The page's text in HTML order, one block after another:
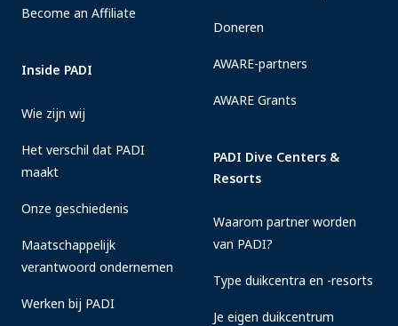
Become an Affiliate
Inside PADI
Wie zijn wij
Het verschil dat PADI
maakt
Onze geschiedenis
Maatschappelijk
verantwoord ondernemen
Werken bij PADI
Doneren
AWARE-partners
AWARE Grants
PADI Dive Centers &
Resorts
Waarom partner worden
van PADI?
Type duikcentra en -resorts
Je eigen duikcentrum